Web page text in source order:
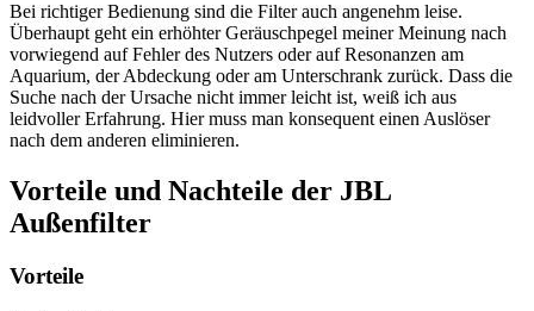
Bei richtiger Bedienung sind die Filter auch angenehm leise.
Überhaupt geht ein erhöhter Geräuschpegel meiner Meinung nach
vorwiegend auf Fehler des Nutzers oder auf Resonanzen am
Aquarium, der Abdeckung oder am Unterschrank zurück. Dass die
Suche nach der Ursache nicht immer leicht ist, weiß ich aus
leidvoller Erfahrung. Hier muss man konsequent einen Auslöser
nach dem anderen eliminieren.
Vorteile und Nachteile der JBL
Außenfilter
Vorteile